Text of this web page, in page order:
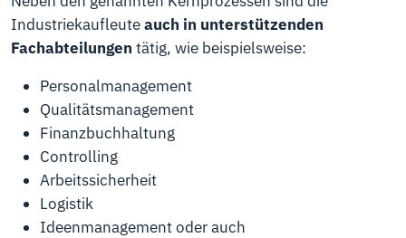
Industriekaufleuteauch in unterstützenden
Fachabteilungen tätig, wie beispielsweise:
Personalmanagement
Qualitätsmanagement
Finanzbuchhaltung
Controlling
Arbeitssicherheit
Logistik
Ideenmanagement oder auch